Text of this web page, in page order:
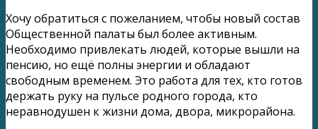
Хочу обратиться с пожеланием, чтобы новый состав
Общественной палаты был более активным.
Необходимо привлекать людей, которые вышли на
пенсию, но ещё полны энергии и обладают
свободным временем. Это работа для тех, кто готов
держать руку на пульсе родного города, кто
неравнодушен к жизни дома, двора, микрорайона.